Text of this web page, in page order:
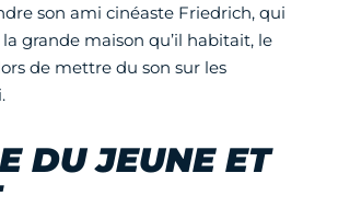
son ami cinéaste Friedrich, qui
grande maison qu’il habitait, le
de mettre du son sur les
DU JEUNE ET